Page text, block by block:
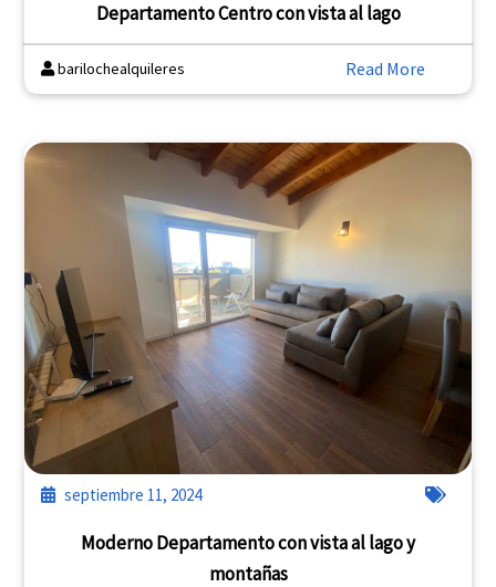
Departamento Centro con vista al lago
barilochealquileres Read More
septiembre 11, 2024
Moderno Departamento con vista al lago y
montañas